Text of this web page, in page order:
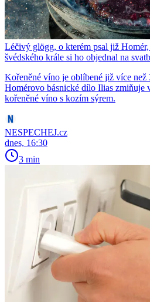
Léčivý glögg, o kterém psal již
švédského krále si ho objednal na
Kořeněné víno je oblíbené již více než
Homérovo básnické dílo Ilias zmiňuje
kořeněné víno s kozím sýrem.
NESPECHEJ.cz
dnes, 16:30
3 min